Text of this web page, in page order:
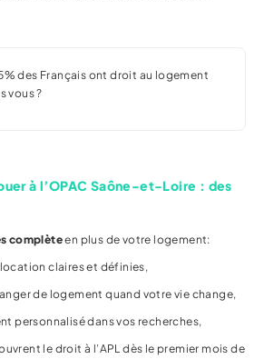
des Français ont droit au logement
vous ?
à l’OPAC Saône-et-Loire : des
complèteen plus de votre logement:
claires et définies,
de logement quand votre vie change,
personnalisé dans vos recherches,
le droit à l’APL dès le premier mois de